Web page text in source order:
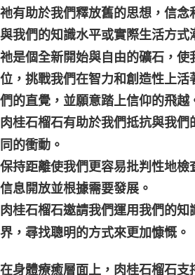
祂有助於我們釋放舊的思想，信念
與我們的知識水平或實際生活方式
祂是個全新開始與自由的礦石，使
位，挑戰我們在智力和創造性上活
們的直覺，並願意踏上信仰的飛越
肉桂石榴石有助於我們抵抗與我
同的衝動。
保持距離使我們更容易批判性地檢
信息開放並根據需要發展。
肉桂石榴石邀請我們運用我們的知
界，尋找聰明的方式來更加慷慨。
在身體療癒層面上，肉桂石榴石支